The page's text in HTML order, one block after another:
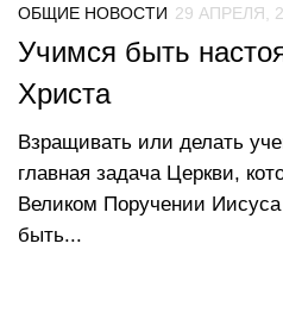
ОБЩИЕ НОВОСТИ 29 АПРЕЛЯ,
Учимся быть
Христа
Взращивать или делать
главная задача Церкви,
Великом Поручении
быть...